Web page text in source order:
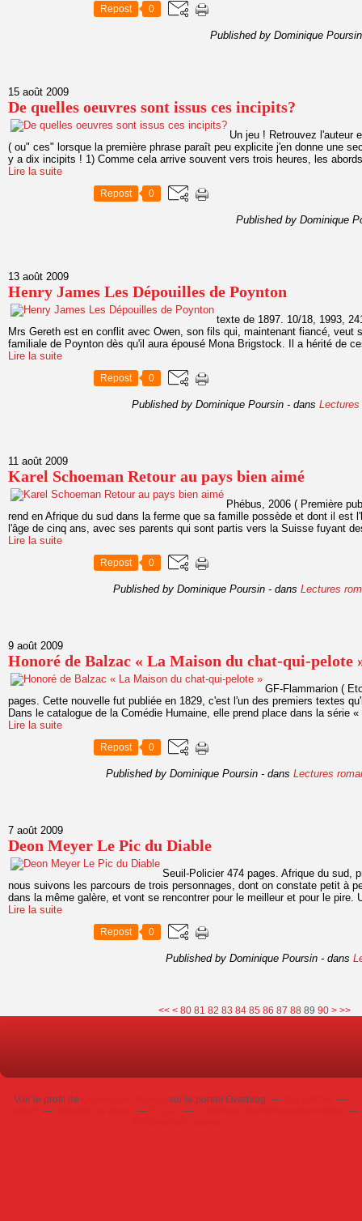
Repost 0
Published by Dominique Poursin
15 août 2009
De quelles oeuvres sont issus ces incipits?
Un jeu ! Retrouvez l'auteur
( ou" ces" lorsque la première phrase paraît peu explicite j'en donne une
y a dix incipits ! 1) Comme cela arrive souvent vers trois heures, les
Lire la suite
Repost 0
Published by Dominique
13 août 2009
Henry James Les Dépouilles de Poynton
texte de 1897. 10/18, 1993,
Mrs Gereth est en conflit avec Owen, son fils qui, maintenant fiancé, veut
familiale de Poynton dès qu'il aura épousé Mona Brigstock. Il a hérité de
Lire la suite
Repost 0
Published by Dominique Poursin - dans
11 août 2009
Karel Schoeman Retour au pays bien aimé
Phébus, 2006 ( Première
rend en Afrique du sud dans la ferme que sa famille possède et dont il est
l'âge de cinq ans, avec ses parents qui sont partis vers la Suisse fuyant
Lire la suite
Repost 0
Published by Dominique Poursin - dans Lectures
9 août 2009
Honoré de Balzac « La Maison du chat-qui-pelote
GF-Flammarion (
pages. Cette nouvelle fut publiée en 1829, c'est l'un des premiers textes
Dans le catalogue de la Comédie Humaine, elle prend place dans la série
Lire la suite
Repost 0
Published by Dominique Poursin - dans Lectures
7 août 2009
Deon Meyer Le Pic du Diable
Seuil-Policier 474 pages. Afrique du sud,
nous suivons les parcours de trois personnages, dont on constate petit à
dans la même galère, et vont se rencontrer pour le meilleur et pour le pire.
Lire la suite
Repost 0
Published by Dominique Poursin - dans
<< < 10
20
30
40
50
60
70
80 81 82 83 84 85 86 87 88 89 90 100
> >>
Voir le profil de sur le portail Overblog